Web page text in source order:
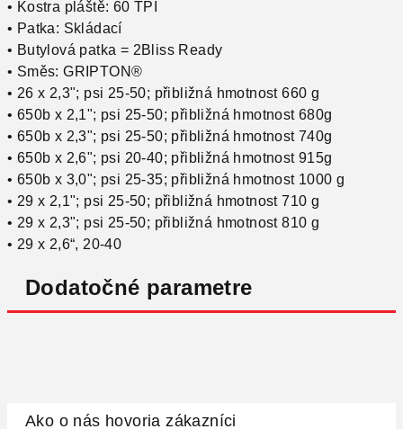
• Kostra pláště: 60 TPI
• Patka: Skládací
• Butylová patka = 2Bliss Ready
• Směs: GRIPTON®
• 26 x 2,3"; psi 25-50; přibližná hmotnost 660 g
• 650b x 2,1"; psi 25-50; přibližná hmotnost 680g
• 650b x 2,3"; psi 25-50; přibližná hmotnost 740g
• 650b x 2,6"; psi 20-40; přibližná hmotnost 915g
• 650b x 3,0"; psi 25-35; přibližná hmotnost 1000 g
• 29 x 2,1"; psi 25-50; přibližná hmotnost 710 g
• 29 x 2,3"; psi 25-50; přibližná hmotnost 810 g
• 29 x 2,6“, 20-40
Dodatočné parametre